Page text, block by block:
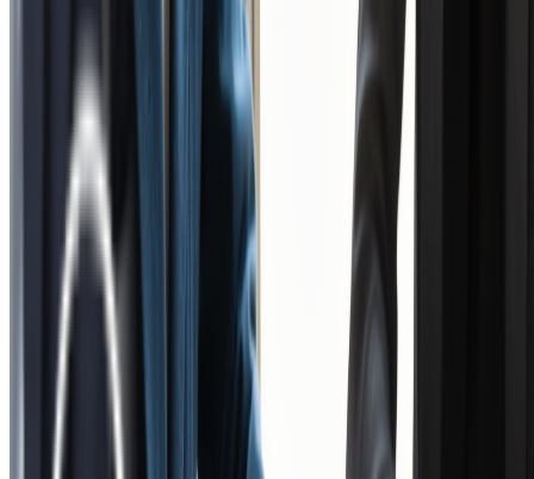
晴海アイランドトリトンスクエア
サービス
選ばれる理由
導入事例
支援フロー
お役立ち情報
よくある質問
企業情報
プライバシーポリシー
お問い合わせ
Copyright 2026 © COCOマーケ All Rights Reserved.